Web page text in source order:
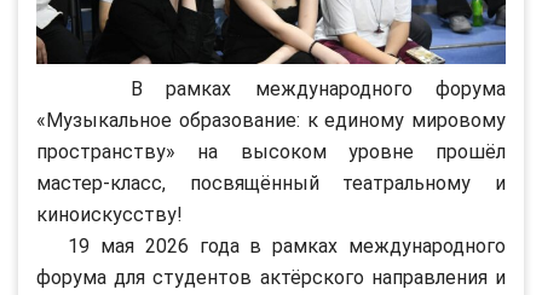
В рамках международного форума
«Музыкальное образование: к единому мировому
пространству» на высоком уровне прошёл
мастер-класс, посвящённый театральному и
киноискусству!
19 мая 2026 года в рамках международного
форума для студентов актёрского направления и